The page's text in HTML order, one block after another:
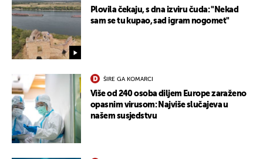
Plovila čekaju, s dna izviru čuda: "Nekad
sam se tu kupao, sad igram nogomet"
ŠIRE GA KOMARCI
Više od 240 osoba diljem Europe zaraženo
opasnim virusom: Najviše slučajeva u
našem susjedstvu